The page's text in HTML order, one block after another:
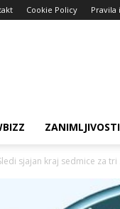
Cookie Policy Pravila
ZANIMLJIVOSTI
sjajan kraj sedmice za tri